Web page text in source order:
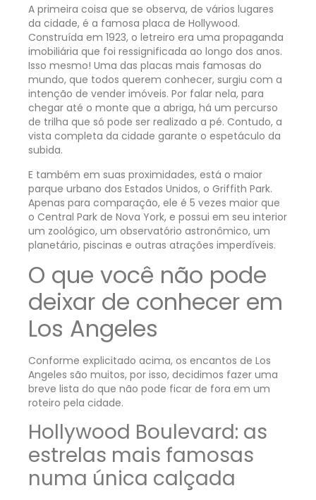
A primeira coisa que se observa, de vários lugares
da cidade, é a famosa placa de Hollywood.
Construída em 1923, o letreiro era uma propaganda
imobiliária que foi ressignificada ao longo dos anos.
Isso mesmo! Uma das placas mais famosas do
mundo, que todos querem conhecer, surgiu com a
intenção de vender imóveis. Por falar nela, para
chegar até o monte que a abriga, há um percurso
de trilha que só pode ser realizado a pé. Contudo, a
vista completa da cidade garante o espetáculo da
subida.
E também em suas proximidades, está o maior
parque urbano dos Estados Unidos, o Griffith Park.
Apenas para comparação, ele é 5 vezes maior que
o Central Park de Nova York, e possui em seu interior
um zoológico, um observatório astronômico, um
planetário, piscinas e outras atrações imperdíveis.
O que você não pode
deixar de conhecer em
Los Angeles
Conforme explicitado acima, os encantos de Los
Angeles são muitos, por isso, decidimos fazer uma
breve lista do que não pode ficar de fora em um
roteiro pela cidade.
Hollywood Boulevard: as
estrelas mais famosas
numa única calçada